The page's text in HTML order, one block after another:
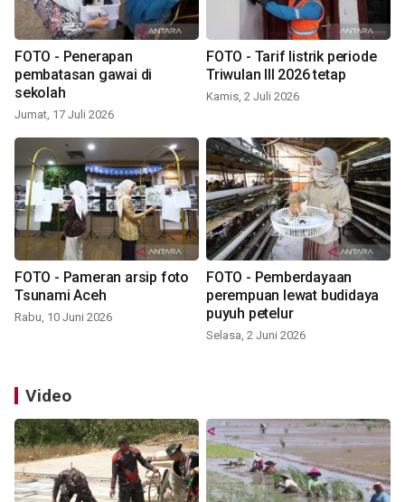
FOTO - Penerapan
pembatasan gawai di
sekolah
Jumat, 17 Juli 2026
FOTO - Tarif listrik periode
Triwulan III 2026 tetap
Kamis, 2 Juli 2026
FOTO - Pameran arsip foto
Tsunami Aceh
Rabu, 10 Juni 2026
FOTO - Pemberdayaan
perempuan lewat budidaya
puyuh petelur
Selasa, 2 Juni 2026
Video